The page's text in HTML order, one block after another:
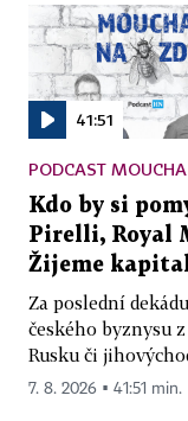
41:51
PODCAST
Kdo by si
Pirelli, Royal
Žijeme
Za poslední
českého byznysu
Rusku či
7. 8. 2026 ▪ 41:51 min.